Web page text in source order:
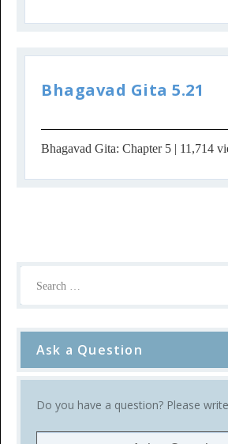
Bhagavad Gita 5.21
Bhagavad Gita: Chapter 5 | 11,714
Ask a Question
Do you have a question? Please